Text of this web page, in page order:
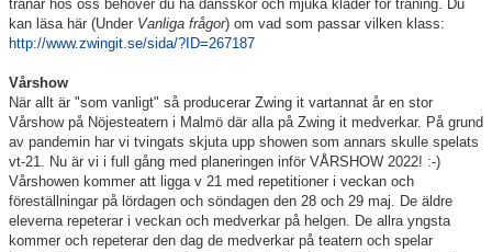
tränar hos oss behöver du ha dansskor och mjuka kläder för träning. Du
kan läsa här (Under Vanliga frågor) om vad som passar vilken klass:
http://www.zwingit.se/sida/?ID=267187
Vårshow
När allt är "som vanligt" så producerar Zwing it vartannat år en stor
Vårshow på Nöjesteatern i Malmö där alla på Zwing it medverkar. På grund
av pandemin har vi tvingats skjuta upp showen som annars skulle spelats
vt-21. Nu är vi i full gång med planeringen inför VÅRSHOW 2022! :-)
Vårshowen kommer att ligga v 21 med repetitioner i veckan och
föreställningar på lördagen och söndagen den 28 och 29 maj. De äldre
eleverna repeterar i veckan och medverkar på helgen. De allra yngsta
kommer och repeterar den dag de medverkar på teatern och spelar